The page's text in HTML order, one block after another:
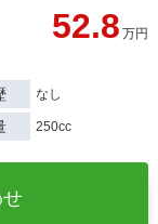
52.8 万円
なし
250cc
せ